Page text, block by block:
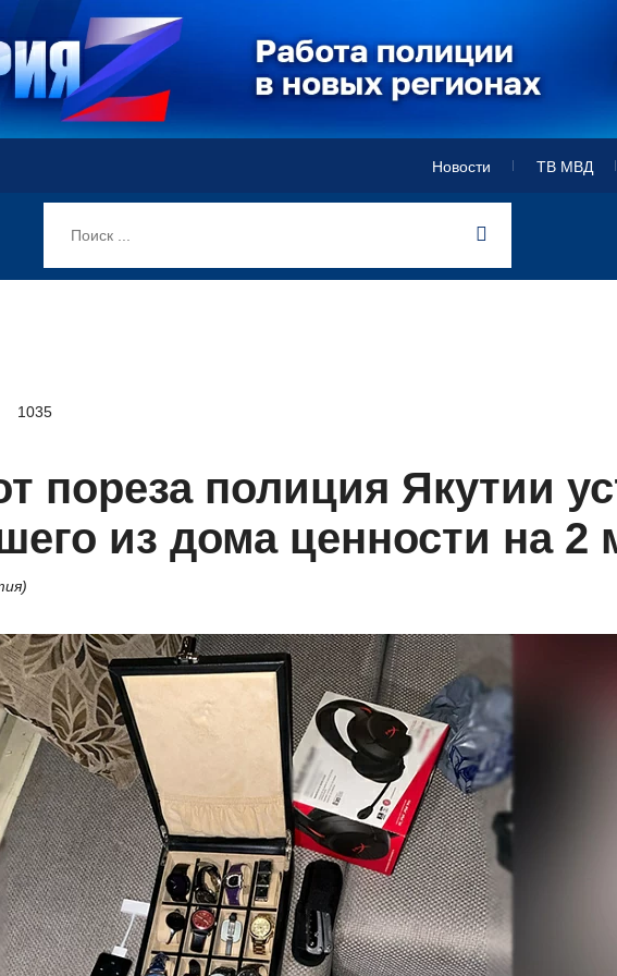
Новости ТВ МВД
1035
пореза полиция Якутии
из дома ценности на 2